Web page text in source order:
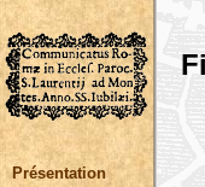
Présentation